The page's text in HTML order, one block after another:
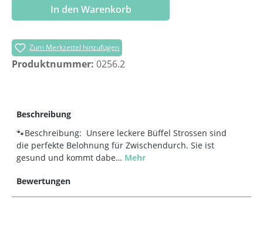
In den Warenkorb
Zum Merkzettel hinzufügen
Produktnummer: 0256.2
Beschreibung
🐾Beschreibung: Unsere leckere Büffel Strossen sind
die perfekte Belohnung für Zwischendurch. Sie ist
gesund und kommt dabe… Mehr
Bewertungen